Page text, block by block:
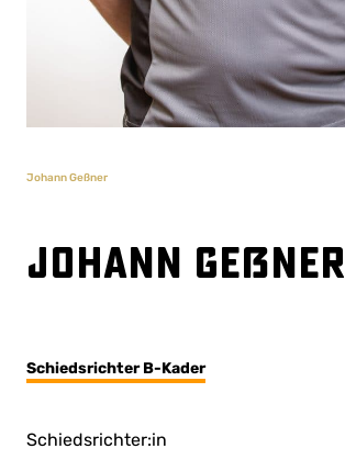
Johann Geßner
Johann Geßner
Schiedsrichter B-Kader
Schiedsrichter:in